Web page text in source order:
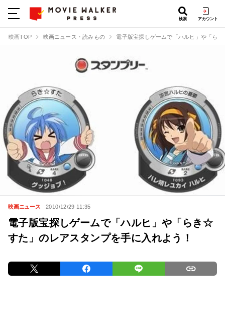
検索 アカウント
映画TOP 映画ニュース・読みもの 電子版宝探しゲームで「ハルヒ」や「ら
映画ニュース 2010/12/29 11:35
電子版宝探しゲームで「ハルヒ」や「らき☆
すた」のレアスタンプを手に入れよう！